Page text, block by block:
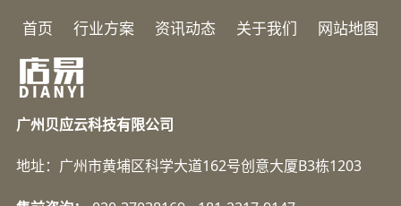
首页 行业方案 资讯动态 关于我们 网站地图
广州贝应云科技有限公司
地址：广州市黄埔区科学大道162号创意大厦B3栋1203